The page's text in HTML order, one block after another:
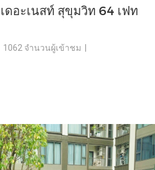
อะเนสท์ สุขุมวิท 64 เฟท
1062 จำนวนผู้เข้าชม